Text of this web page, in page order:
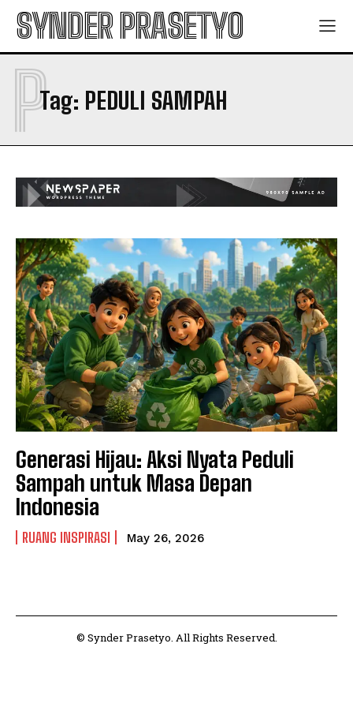
SYNDER PRASETYO
Tag: PEDULI SAMPAH
P
Generasi Hijau: Aksi Nyata Peduli
Sampah untuk Masa Depan
Indonesia
RUANG INSPIRASI May 26, 2026
© Synder Prasetyo. All Rights Reserved.